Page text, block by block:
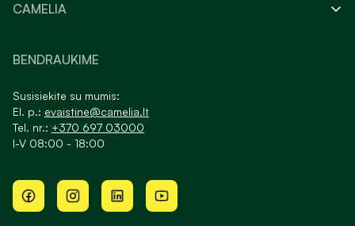
CAMELIA
BENDRAUKIME
Susisiekite su mumis:
El. p.: evaistine@camelia.lt
Tel. nr.: +370 697 03000
I-V 08:00 - 18:00